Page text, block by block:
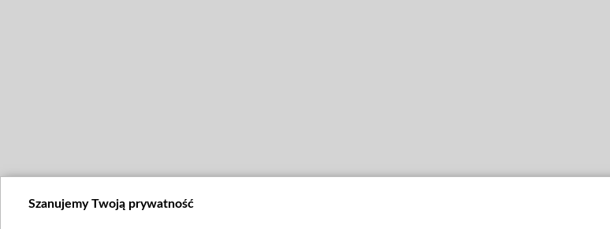
Szanujemy Twoją prywatność